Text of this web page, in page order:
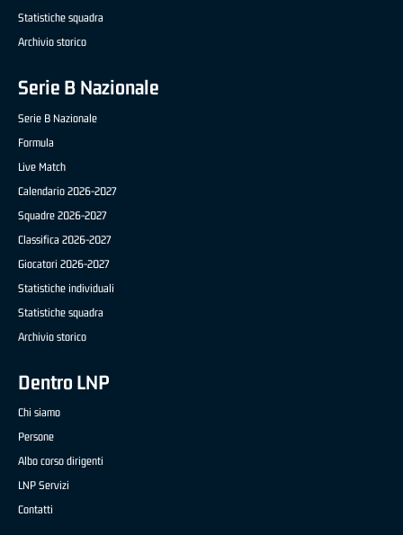
Statistiche squadra
Archivio storico
Serie B Nazionale
Serie B Nazionale
Formula
Live Match
Calendario 2026-2027
Squadre 2026-2027
Classifica 2026-2027
Giocatori 2026-2027
Statistiche individuali
Statistiche squadra
Archivio storico
Dentro LNP
Chi siamo
Persone
Albo corso dirigenti
LNP Servizi
Contatti